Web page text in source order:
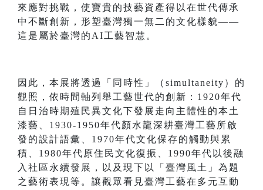
來應對挑戰，使寶貴的技藝資產得以在世代傳承
中不斷創新，形塑臺灣獨一無二的文化樣貌——
這是屬於臺灣的AI工藝智慧。
因此，本展將透過「同時性」（simultaneity）的
觀照，依時間軸列舉工藝世代的創新：1920年代
自日治時期殖民異文化下發展走向主體性的本土
漆藝、1930-1950年代顏水龍深耕臺灣工藝所啟
發的設計語彙、1970年代文化保存的觸動與累
積、1980年代原住民文化復振、1990年代以後融
入社區永續發展，以及現下以「臺灣風土」為題
之藝術表現等。讓觀眾看見臺灣工藝在多元互動